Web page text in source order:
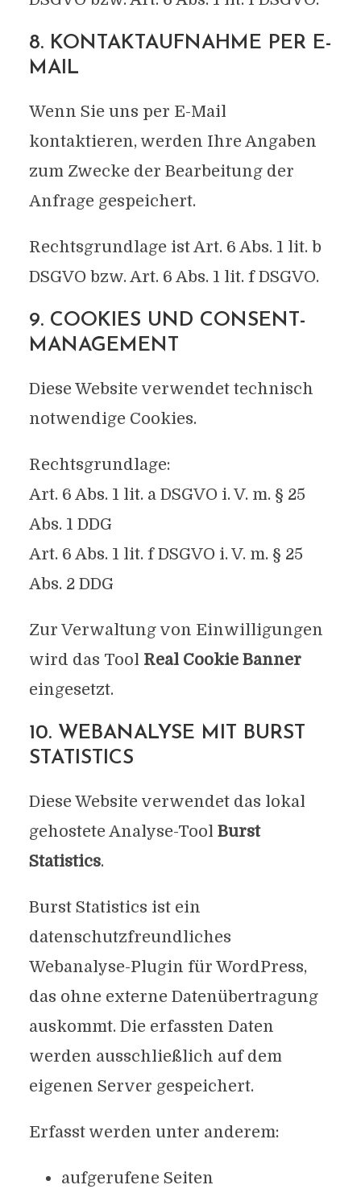
8. KONTAKTAUFNAHME PER E-
MAIL
Wenn Sie uns per E-Mail
kontaktieren, werden Ihre Angaben
zum Zwecke der Bearbeitung der
Anfrage gespeichert.
Rechtsgrundlage ist Art. 6 Abs. 1 lit. b
DSGVO bzw. Art. 6 Abs. 1 lit. f DSGVO.
9. COOKIES UND CONSENT-
MANAGEMENT
Diese Website verwendet technisch
notwendige Cookies.
Rechtsgrundlage:
Art. 6 Abs. 1 lit. a DSGVO i. V. m. § 25
Abs. 1 DDG
Art. 6 Abs. 1 lit. f DSGVO i. V. m. § 25
Abs. 2 DDG
Zur Verwaltung von Einwilligungen
wird das Tool Real Cookie Banner
eingesetzt.
10. WEBANALYSE MIT BURST
STATISTICS
Diese Website verwendet das lokal
gehostete Analyse-Tool Burst
Statistics.
Burst Statistics ist ein
datenschutzfreundliches
Webanalyse-Plugin für WordPress,
das ohne externe Datenübertragung
auskommt. Die erfassten Daten
werden ausschließlich auf dem
eigenen Server gespeichert.
Erfasst werden unter anderem:
aufgerufene Seiten